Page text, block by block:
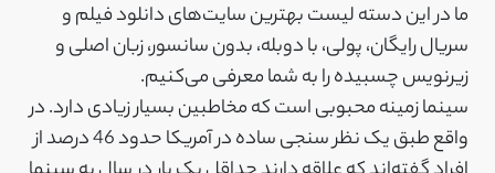
ما در این دسته لیست بهترین سایت‌های دانلود فیلم و
سریال رایگان، پولی، با دوبله، بدون سانسور، زبان اصلی و
زیرنویس چسبیده را به شما معرفی می‌کنیم.
سینما زمینه محبوبی است که مخاطبین بسیار زیادی دارد. در
واقع طبق یک نظر سنجی ساده در آمریکا حدود 46 درصد از